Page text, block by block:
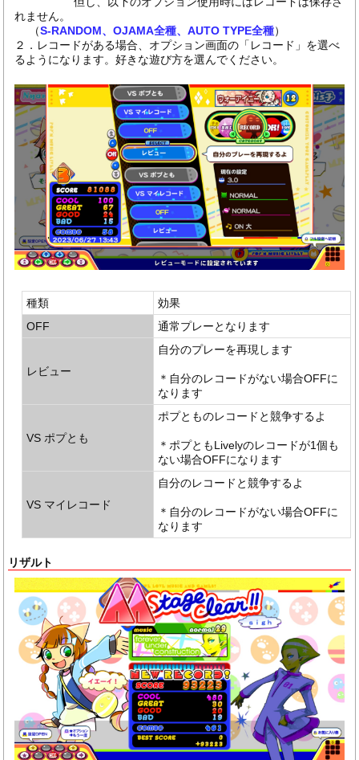
れません。
（S-RANDOM、OJAMA全種、AUTO TYPE全種）
２．レコードがある場合、オプション画面の「レコード」を選べ
るようになります。好きな遊び方を選んでください。
種類
効果
OFF
通常プレーとなります
レビュー
自分のプレーを再現します
＊自分のレコードがない場合OFFに
なります
VS ポプとも
ポプとものレコードと競争するよ
＊ポプともLivelyのレコードが1個も
ない場合OFFになります
VS マイレコード
自分のレコードと競争するよ
＊自分のレコードがない場合OFFに
なります
リザルト